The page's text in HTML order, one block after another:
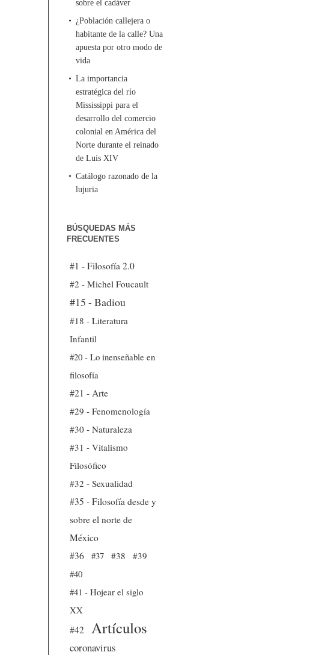
sobre el cadáver
¿Población callejera o
habitante de la calle? Una
apuesta por otro modo de
vida
La importancia
estratégica del río
Mississippi para el
desarrollo del comercio
colonial en América del
Norte durante el reinado
de Luis XIV
Catálogo razonado de la
lujuria
BÚSQUEDAS MÁS
FRECUENTES
#1 - Filosofía 2.0
#2 - Michel Foucault
#15 - Badiou
#18 - Literatura
Infantil
#20 - Lo inenseñable en
filosofía
#21 - Arte
#29 - Fenomenología
#30 - Naturaleza
#31 - Vitalismo
Filosófico
#32 - Sexualidad
#35 - Filosofía desde y
sobre el norte de
México
#36
#37 #38
#39
#40
#41 - Hojear el siglo
XX
#42
Artículos
coronavirus